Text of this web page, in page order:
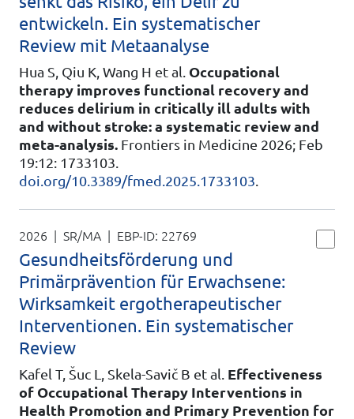
entwickeln. Ein systematischer
Review mit Metaanalyse
Hua S, Qiu K, Wang H et al. Occupational
therapy improves functional recovery and
reduces delirium in critically ill adults with
and without stroke: a systematic review and
meta-analysis. Frontiers in Medicine 2026; Feb
19:12: 1733103.
doi.org/10.3389/fmed.2025.1733103.
2026 | SR/MA | EBP-ID: 22769
Gesundheitsförderung und
Primärprävention für Erwachsene:
Wirksamkeit ergotherapeutischer
Interventionen. Ein systematischer
Review
Kafel T, Šuc L, Skela-Savič B et al. Effectiveness
of Occupational Therapy Interventions in
Health Promotion and Primary Prevention for